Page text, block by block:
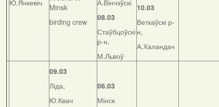
Ю.Янкевіч
Minsk
birding crew
А.Вінчэўскі
08.03
Стаўбцоўскі
р-н,
М.Львоў
10.03
Веткаўскі р-
н,
А.Халандач
09.03
Ліда,
Ю.Квач
06.03
Мінск